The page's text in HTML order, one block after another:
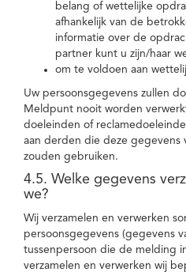
belang of wettelijke
afhankelijk van de
informatie over de
partner kunt u zijn/haar
om te voldoen aan
Uw persoonsgegevens zullen
Meldpunt nooit worden
doeleinden of
aan derden die deze gegevens
zouden gebruiken.
4.5. Welke gegevens
we?
Wij verzamelen en verwerken
persoonsgegevens (gegevens
tussenpersoon die de melding
verzamelen en verwerken wij